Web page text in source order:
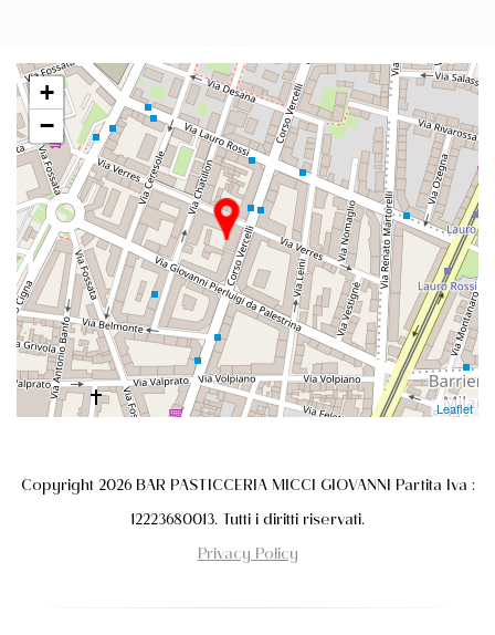
+
−
Leaflet
Copyright 2026 BAR PASTICCERIA MICCI GIOVANNI Partita Iva :
12223680013. Tutti i diritti riservati.
Privacy Policy